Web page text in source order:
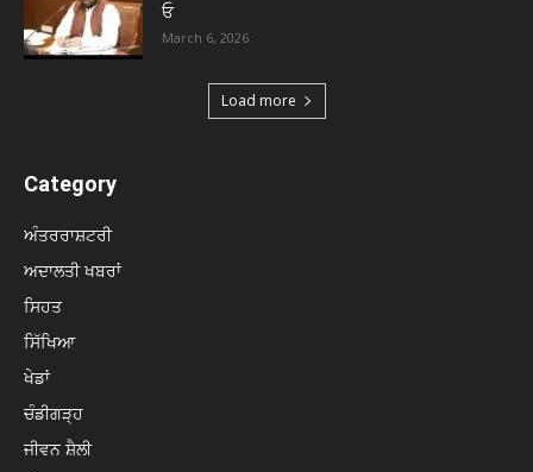
ਓ
March 6, 2026
Load more
Category
ਅੰਤਰਰਾਸ਼ਟਰੀ
ਅਦਾਲਤੀ ਖਬਰਾਂ
ਸਿਹਤ
ਸਿੱਖਿਆ
ਖੇਡਾਂ
ਚੰਡੀਗੜ੍ਹ
ਜੀਵਨ ਸ਼ੈਲੀ